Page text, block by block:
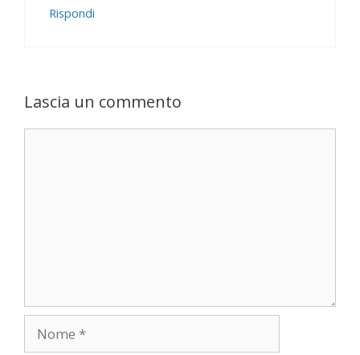
Rispondi
Lascia un commento